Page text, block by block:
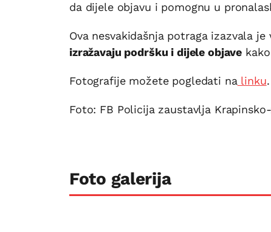
da dijele objavu i pomognu u
Ova nesvakidašnja potraga izazvala
izražavaju podršku i dijele objave
Fotografije možete pogledati na linku.
Foto: FB Policija zaustavlja
Foto galerija